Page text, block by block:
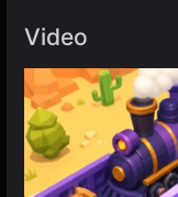
Video